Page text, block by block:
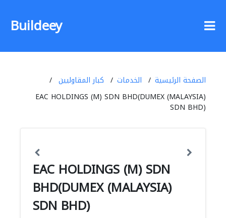
Buildeey
الصفحة الرئيسية الخدمات
كبار المقاوليين
EAC HOLDINGS (M) SDN BHD(DUMEX (MALAYSIA)
SDN BHD)
EAC HOLDINGS (M) SDN
BHD(DUMEX (MALAYSIA)
SDN BHD)